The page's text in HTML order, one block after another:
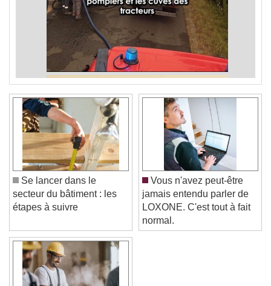
Se lancer dans le
secteur du bâtiment : les
Vous n'avez peut-être
jamais entendu parler de
LOXONE. C'est tout à fait
normal.